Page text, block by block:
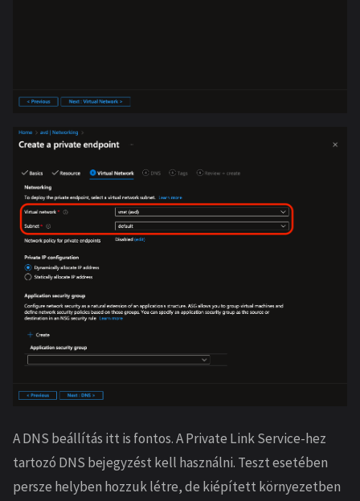
A DNS beállítás itt is fontos. A Private Link Service-hez
tartozó DNS bejegyzést kell használni. Teszt esetében
persze helyben hozzuk létre, de kiépített környezetben